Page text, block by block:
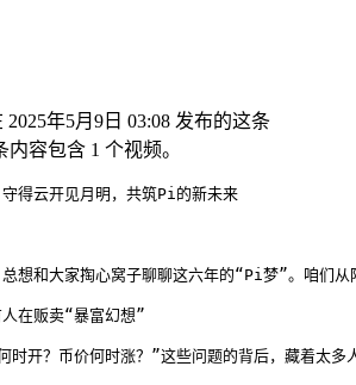
2025年5月9日 03:08 发布的这条
容包含 1 个视频。
得云开见月明，共筑Pi的新未来
想和大家掏心窝子聊聊这六年的“Pi梦”。咱们
在贩卖“暴富幻想”
时开？币价何时涨？”这些问题的背后，藏着太